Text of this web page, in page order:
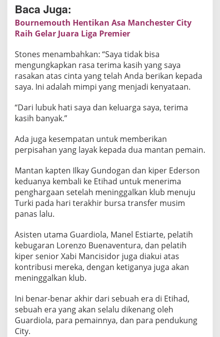
s
M
n
a
j
e
T
J
g
a
B
n
a
r
d
i
l
v
Baca Juga:
Bournemouth Hentikan Asa Manchester City
Raih Gelar Juara Liga Premier
Stones menambahkan: “Saya tidak bisa
mengungkapkan rasa terima kasih yang saya
rasakan atas cinta yang telah Anda berikan kepada
saya. Ini adalah mimpi yang menjadi kenyataan.
“Dari lubuk hati saya dan keluarga saya, terima
kasih banyak.”
Ada juga kesempatan untuk memberikan
perpisahan yang layak kepada dua mantan pemain.
Mantan kapten Ilkay Gundogan dan kiper Ederson
keduanya kembali ke Etihad untuk menerima
penghargaan setelah meninggalkan klub menuju
Turki pada hari terakhir bursa transfer musim
panas lalu.
Asisten utama Guardiola, Manel Estiarte, pelatih
kebugaran Lorenzo Buenaventura, dan pelatih
kiper senior Xabi Mancisidor juga diakui atas
kontribusi mereka, dengan ketiganya juga akan
meninggalkan klub.
Ini benar-benar akhir dari sebuah era di Etihad,
sebuah era yang akan selalu dikenang oleh
Guardiola, para pemainnya, dan para pendukung
City.